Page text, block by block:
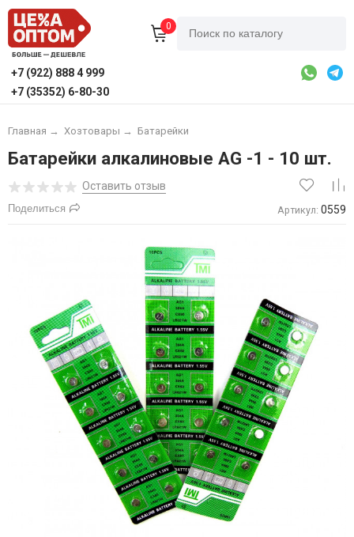
0
+7 (922) 888 4 999
+7 (35352) 6-80-30
Главная → Хозтовары → Батарейки
Батарейки алкалиновые АG -1 - 10 шт.
Оставить отзыв
Поделиться Артикул: 0559